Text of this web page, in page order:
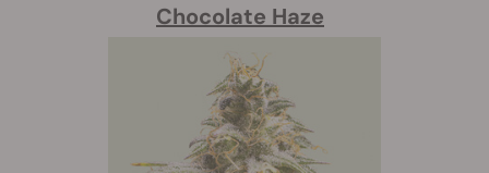
Chocolate Haze